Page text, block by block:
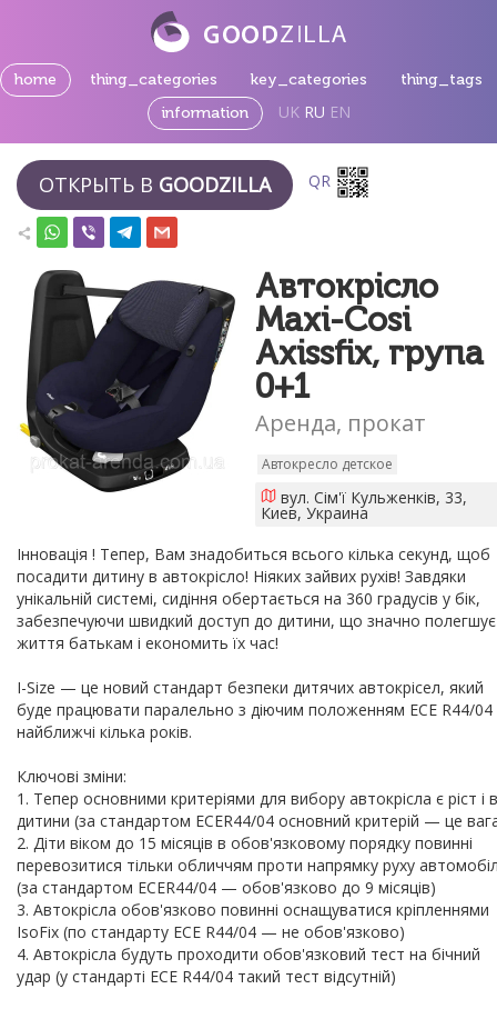
home thing_categories key_categories
thing_tags
information
UK RU EN
ОТКРЫТЬ В GOODZILLA QR
Автокрісло
Maxi-Cosi
Axissfix, група
0+1
Аренда, прокат
Автокресло детское
вул. Сім'ї Кульженків, 33,
Киев, Украина
Інновація ! Тепер, Вам знадобиться всього кілька секунд, щоб
посадити дитину в автокрісло! Ніяких зайвих рухів! Завдяки
унікальній системі, сидіння обертається на 360 градусів у бік,
забезпечуючи швидкий доступ до дитини, що значно полегшує
життя батькам і економить їх час!
I-Size — це новий стандарт безпеки дитячих автокрісел, який
буде працювати паралельно з діючим положенням ECE R44/04
найближчі кілька років.
Ключові зміни:
1. Тепер основними критеріями для вибору автокрісла є ріст і
дитини (за стандартом ECER44/04 основний критерій — це
2. Діти віком до 15 місяців в обов'язковому порядку повинні
перевозитися тільки обличчям проти напрямку руху
(за стандартом ECER44/04 — обов'язково до 9 місяців)
3. Автокрісла обов'язково повинні оснащуватися кріпленнями
IsoFix (по стандарту ECE R44/04 — не обов'язково)
4. Автокрісла будуть проходити обов'язковий тест на бічний
удар (у стандарті ECE R44/04 такий тест відсутній)